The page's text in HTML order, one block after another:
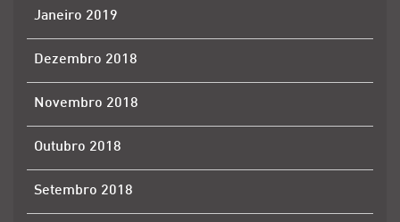
Janeiro 2019
Dezembro 2018
Novembro 2018
Outubro 2018
Setembro 2018